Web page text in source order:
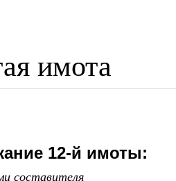
имота
12-й имоты:
составителя